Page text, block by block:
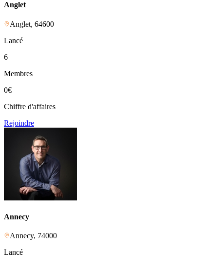
Anglet
Anglet, 64600
Lancé
6
Membres
0€
Chiffre d'affaires
Rejoindre
Annecy
Annecy, 74000
Lancé